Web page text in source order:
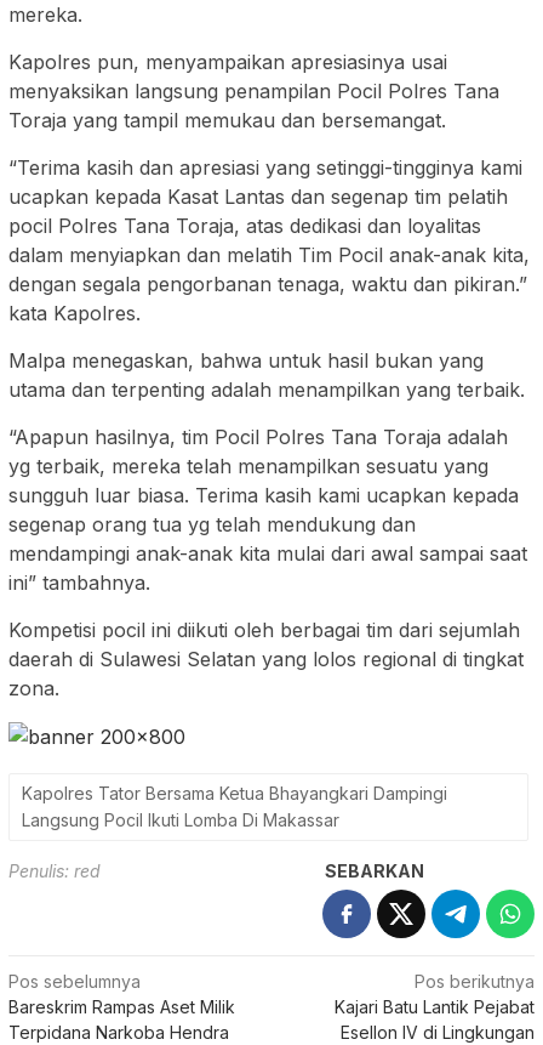
mereka.
Kapolres pun, menyampaikan apresiasinya usai
menyaksikan langsung penampilan Pocil Polres Tana
Toraja yang tampil memukau dan bersemangat.
“Terima kasih dan apresiasi yang setinggi-tingginya kami
ucapkan kepada Kasat Lantas dan segenap tim pelatih
pocil Polres Tana Toraja, atas dedikasi dan loyalitas
dalam menyiapkan dan melatih Tim Pocil anak-anak kita,
dengan segala pengorbanan tenaga, waktu dan pikiran.”
kata Kapolres.
Malpa menegaskan, bahwa untuk hasil bukan yang
utama dan terpenting adalah menampilkan yang terbaik.
“Apapun hasilnya, tim Pocil Polres Tana Toraja adalah
yg terbaik, mereka telah menampilkan sesuatu yang
sungguh luar biasa. Terima kasih kami ucapkan kepada
segenap orang tua yg telah mendukung dan
mendampingi anak-anak kita mulai dari awal sampai saat
ini” tambahnya.
Kompetisi pocil ini diikuti oleh berbagai tim dari sejumlah
daerah di Sulawesi Selatan yang lolos regional di tingkat
zona.
Kapolres Tator Bersama Ketua Bhayangkari Dampingi
Langsung Pocil Ikuti Lomba Di Makassar
Penulis: red SEBARKAN
Navigasi
pos
Pos sebelumnya
Bareskrim Rampas Aset Milik
Terpidana Narkoba Hendra
Pos berikutnya
Kajari Batu Lantik Pejabat
Esellon IV di Lingkungan